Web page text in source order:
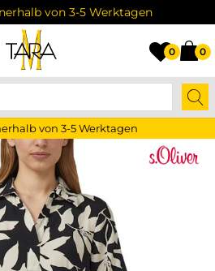
von 3-5 Werktagen
0 0
von 3-5 Werktagen